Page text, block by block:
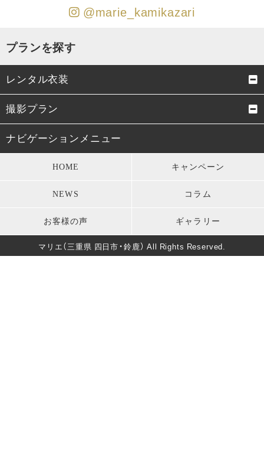
@marie_kamikazari
プランを探す
レンタル衣装
成人式振袖
男性成人式袴
七五三衣装 留袖・訪問着・振袖
モーニング・礼服 パーティードレス
キッズ衣装 長寿のお祝い
葬儀・法要
撮影プラン
成人式前撮り
ィング
バースデー マタニティフォト
ナビゲーションメニュー
HOME キャンペーン
NEWS コラム
お客様の声 ギャラリー
マリエ（三重県 四日市・鈴鹿） All Rights Reserved.